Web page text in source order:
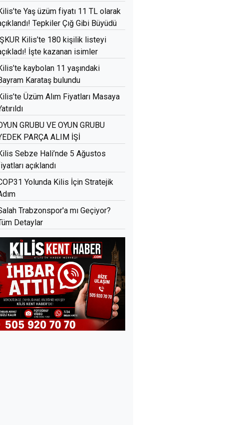
Yaş üzüm fiyatı 11 TL olarak
Tepkiler Çığ Gibi Büyüdü
Kilis’te 180 kişilik listeyi
İşte kazanan isimler
kaybolan 11 yaşındaki
Karataş bulundu
Üzüm Alım Fiyatları Masaya
GRUBU VE OYUN GRUBU
PARÇA ALIM İŞİ
Sebze Hali’nde 5 Ağustos
açıklandı
Yolunda Kilis İçin Stratejik
Trabzonspor'a mı Geçiyor?
Detaylar